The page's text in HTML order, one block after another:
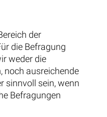
der
die Befragung
weder die
noch ausreichende
sinnvoll sein, wenn
Befragungen